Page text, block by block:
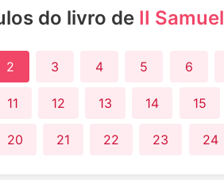
do livro de II Samuel
2 3 4 5 6
11 12 13 14 15
20 21 22 23 24